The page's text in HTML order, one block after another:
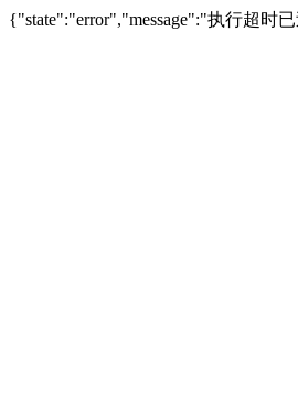
{"state":"error","message":"执行超时